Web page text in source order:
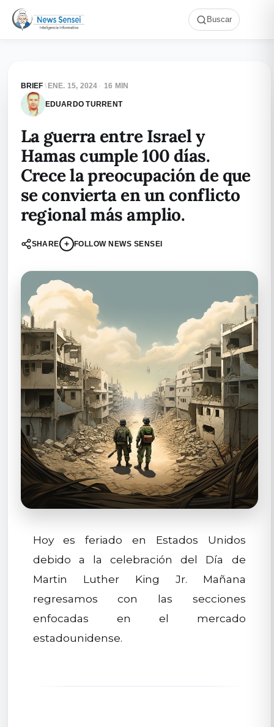
Buscar
BRIEF \ ENE. 15, 2024 · 16 MIN
EDUARDO TURRENT
La guerra entre Israel y
Hamas cumple 100 días.
Crece la preocupación de que
se convierta en un conflicto
regional más amplio.
SHARE + FOLLOW NEWS SENSEI
Hoy es feriado en Estados Unidos
debido a la celebración del Día de
Martin Luther King Jr. Mañana
regresamos con las secciones
enfocadas en el mercado
estadounidense.